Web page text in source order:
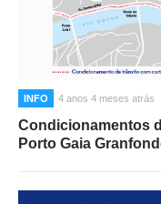
O GABINETE
APOIO AOS
OFERTAS DE EMPREGO
CONTACTO E HORÁRIO
INFO 4 anos 4 meses atrás
Condicionamentos
Porto Gaia